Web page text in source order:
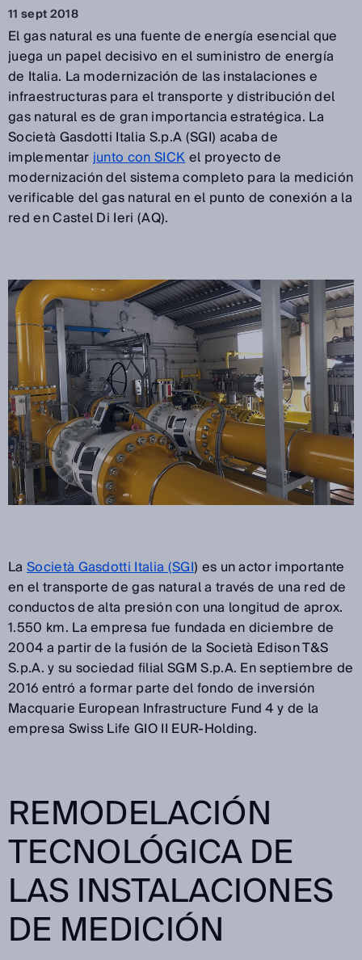
11 sept 2018
El gas natural es una fuente de energía esencial que
juega un papel decisivo en el suministro de energía
de Italia. La modernización de las instalaciones e
infraestructuras para el transporte y distribución del
gas natural es de gran importancia estratégica. La
Società Gasdotti Italia S.p.A (SGI) acaba de
implementarjunto con SICKel proyecto de
modernización del sistema completo para la medición
verificable del gas natural en el punto de conexión a la
red en Castel Di Ieri (AQ).
La Società Gasdotti Italia (SGI) es un actor importante
en el transporte de gas natural a través de una red de
conductos de alta presión con una longitud de aprox.
1.550 km. La empresa fue fundada en diciembre de
2004 a partir de la fusión de la Società Edison T&S
S.p.A. y su sociedad filial SGM S.p.A. En septiembre de
2016 entró a formar parte del fondo de inversión
Macquarie European Infrastructure Fund 4 y de la
empresa Swiss Life GIO II EUR-Holding.
REMODELACIÓN
TECNOLÓGICA DE
LAS INSTALACIONES
DE MEDICIÓN